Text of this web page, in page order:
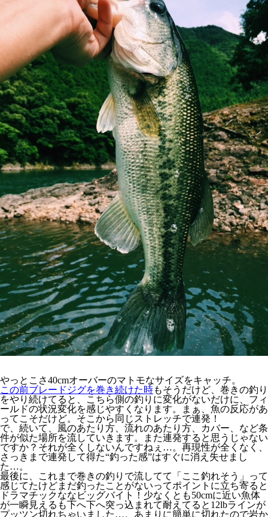
やっとこさ40cmオーバーのマトモなサイズをキャッチ。
この前ブレードジグを巻き続けた時もそうだけど、巻きの釣り
をやり続けてると、こちら側の釣りに変化がないだけに、フィ
ールドの状況変化を感じやすくなります。まぁ、魚の反応があ
ってこそだけど。そこから同じストレッチで連発！
で、続いて、風のあたり方、流れのあたり方、カバー、など条
件が似た場所を流していきます。また連発すると思うじゃない
ですか？それが全くしないんですねぇ…。再現性が全くなく、
さっきまで連発して得た“釣った感”はすぐに消え失せまし
た…。
最後に、これまで巻きの釣りで流してて「ここ釣れそう」って
感じてたけどまだ釣ったことがないってポイントに立ち寄ると
ドラマチックななビッグバイト！少なくとも50cmに近い魚体
が一瞬見えるも下へ下へ突っ込まれて耐えてると12lbラインが
プッツン切れちゃいました…。あまりに簡単に切れたので岩か